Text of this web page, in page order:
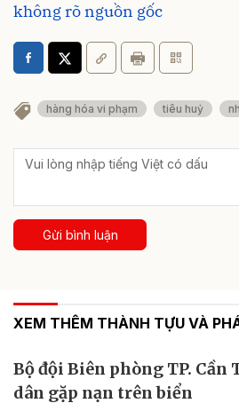
không rõ nguồn gốc
hàng hóa vi phạm tiêu huỷ
Gửi bình luận
XEM THÊM THÀNH TỰU VÀ
Bộ đội Biên phòng TP.
dân gặp nạn trên biển